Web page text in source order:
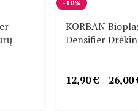
-10%
KORBAN
Densifier
12,90€– 26,00